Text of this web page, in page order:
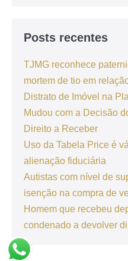
Posts recentes
TJMG reconhece
mortem de tio em
Distrato de Imóvel na
Mudou com a Decisão
Direito a Receber
Uso da Tabela Price é
alienação fiduciária
Autistas com nível de
isenção na compra de
Homem que recebeu
condenado a devolver